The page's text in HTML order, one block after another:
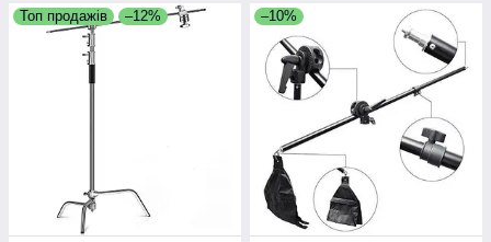
Топ продажів –12% –10%